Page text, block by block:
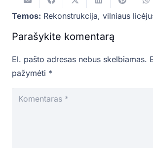
Temos: Rekonstrukcija, vilniaus
Parašykite komentarą
El. pašto adresas nebus skelbiamas.
pažymėti *